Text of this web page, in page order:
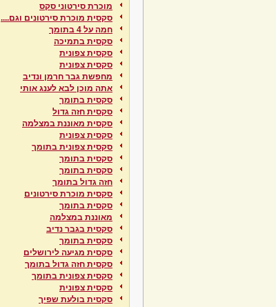
מוכרת סירטוני סקס
סקסית מוכרת סירטונים וגם....
חמה על 4 בתומך
סקסית בתמיכה
סקסית צפונית
סקסית צפונית
מחפשת גבר חרמן ונדיב
אתה מוכן לבא לענג אותי
סקסית בתומך
סקסית חזה גדול
סקסית מאוננת במצלמה
סקסית צפונית
סקסית צפונית בתומך
סקסית בתומך
סקסית בתומך
חזה גדול בתומך
סקסית מוכרת סירטונים
סקסית בתומך
מאוננת במצלמה
סקסית בגבר נדיב
סקסית בתומך
סקסית מגיעה לירושלים
סקסית חזה גדול בתומך
סקסית צפונית בתומך
סקסית צפונית
סקסית בולעת שפיך